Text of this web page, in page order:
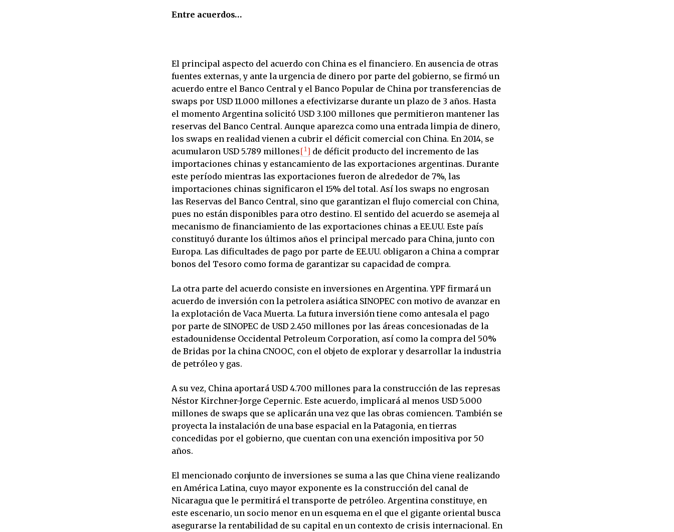
Entre acuerdos…
El principal aspecto del acuerdo con China es el financiero. En ausencia de otras
fuentes externas, y ante la urgencia de dinero por parte del gobierno, se firmó un
acuerdo entre el Banco Central y el Banco Popular de China por transferencias de
swaps por USD 11.000 millones a efectivizarse durante un plazo de 3 años. Hasta
el momento Argentina solicitó USD 3.100 millones que permitieron mantener las
reservas del Banco Central. Aunque aparezca como una entrada limpia de dinero,
los swaps en realidad vienen a cubrir el déficit comercial con China. En 2014, se
acumularon USD 5.789 millones[ 1 ] de déficit producto del incremento de las
importaciones chinas y estancamiento de las exportaciones argentinas. Durante
este período mientras las exportaciones fueron de alrededor de 7%, las
importaciones chinas significaron el 15% del total. Así los swaps no engrosan
las Reservas del Banco Central, sino que garantizan el flujo comercial con China,
pues no están disponibles para otro destino. El sentido del acuerdo se asemeja al
mecanismo de financiamiento de las exportaciones chinas a EE.UU. Este país
constituyó durante los últimos años el principal mercado para China, junto con
Europa. Las dificultades de pago por parte de EE.UU. obligaron a China a comprar
bonos del Tesoro como forma de garantizar su capacidad de compra.
La otra parte del acuerdo consiste en inversiones en Argentina. YPF firmará un
acuerdo de inversión con la petrolera asiática SINOPEC con motivo de avanzar en
la explotación de Vaca Muerta. La futura inversión tiene como antesala el pago
por parte de SINOPEC de USD 2.450 millones por las áreas concesionadas de la
estadounidense Occidental Petroleum Corporation, así como la compra del 50%
de Bridas por la china CNOOC, con el objeto de explorar y desarrollar la industria
de petróleo y gas.
A su vez, China aportará USD 4.700 millones para la construcción de las represas
Néstor Kirchner-Jorge Cepernic. Este acuerdo, implicará al menos USD 5.000
millones de swaps que se aplicarán una vez que las obras comiencen. También se
proyecta la instalación de una base espacial en la Patagonia, en tierras
concedidas por el gobierno, que cuentan con una exención impositiva por 50
años.
El mencionado conjunto de inversiones se suma a las que China viene realizando
en América Latina, cuyo mayor exponente es la construcción del canal de
Nicaragua que le permitirá el transporte de petróleo. Argentina constituye, en
este escenario, un socio menor en un esquema en el que el gigante oriental busca
asegurarse la rentabilidad de su capital en un contexto de crisis internacional. En